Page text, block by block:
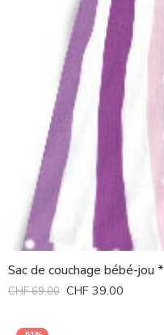
Sac de couchage bébé-jou *
CHF69.00 CHF 39.00